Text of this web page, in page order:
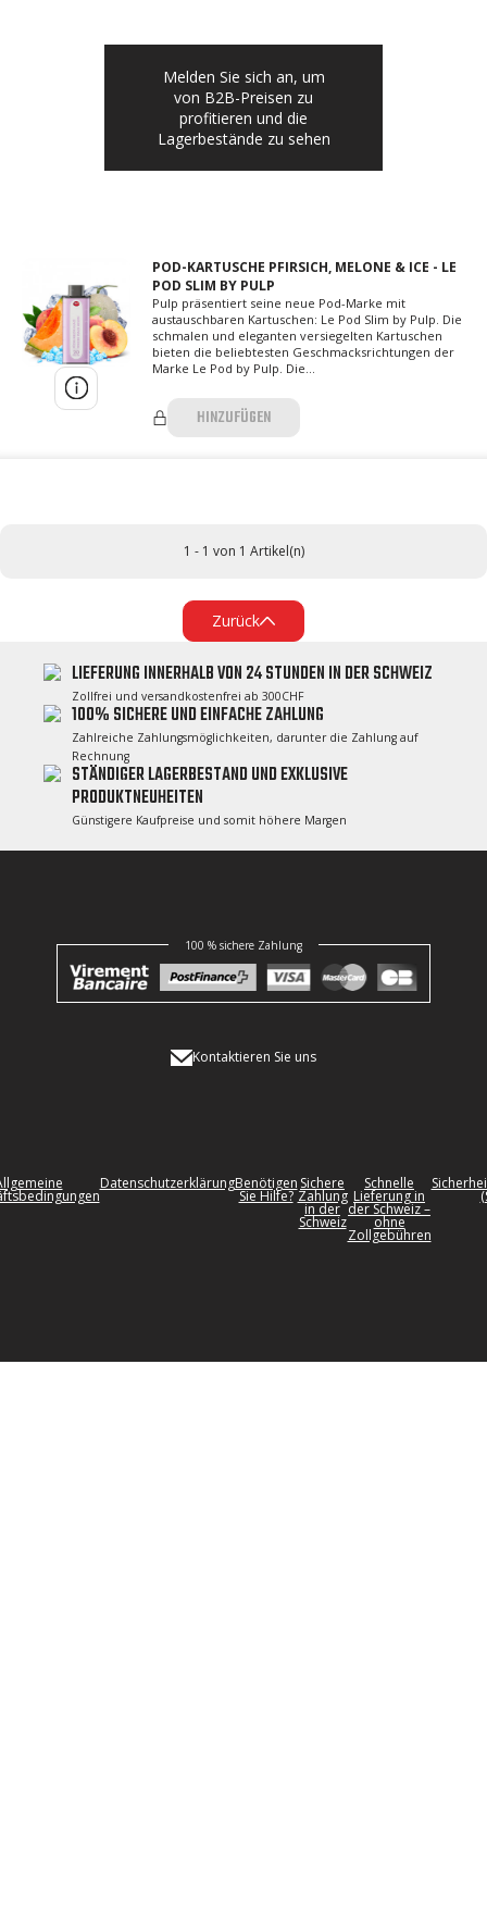
Melden Sie sich an, um
von B2B-Preisen zu
profitieren und die
Lagerbestände zu sehen
POD-KARTUSCHE PFIRSICH, MELONE & ICE - LE
POD SLIM BY PULP
Pulp präsentiert seine neue Pod-Marke mit
austauschbaren Kartuschen: Le Pod Slim by Pulp. Die
schmalen und eleganten versiegelten Kartuschen
bieten die beliebtesten Geschmacksrichtungen der
Marke Le Pod by Pulp. Die...
HINZUFÜGEN
1 - 1 von 1 Artikel(n)
Zurück
LIEFERUNG INNERHALB VON 24 STUNDEN IN DER SCHWEIZ
Zollfrei und versandkostenfrei ab 300CHF
100% SICHERE UND EINFACHE ZAHLUNG
Zahlreiche Zahlungsmöglichkeiten, darunter die Zahlung auf
Rechnung
STÄNDIGER LAGERBESTAND UND EXKLUSIVE
PRODUKTNEUHEITEN
Günstigere Kaufpreise und somit höhere Margen
100 % sichere Zahlung
Kontaktieren Sie uns
DatenschutzerklärungBenötigen
Sie Hilfe?
Sichere
Zahlung
in der
Schweiz
Schnelle
Lieferung in
der Schweiz –
ohne
Zollgebühren